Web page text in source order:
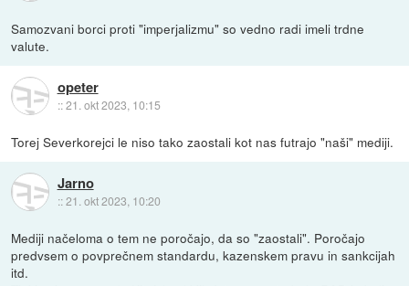
Samozvani borci proti "imperjalizmu" so vedno radi imeli trdne
valute.
opeter
::21. okt 2023, 10:15
Torej Severkorejci le niso tako zaostali kot nas futrajo "naši" mediji.
Jarno
::21. okt 2023, 10:20
Mediji načeloma o tem ne poročajo, da so "zaostali". Poročajo
predvsem o povprečnem standardu, kazenskem pravu in sankcijah
itd.